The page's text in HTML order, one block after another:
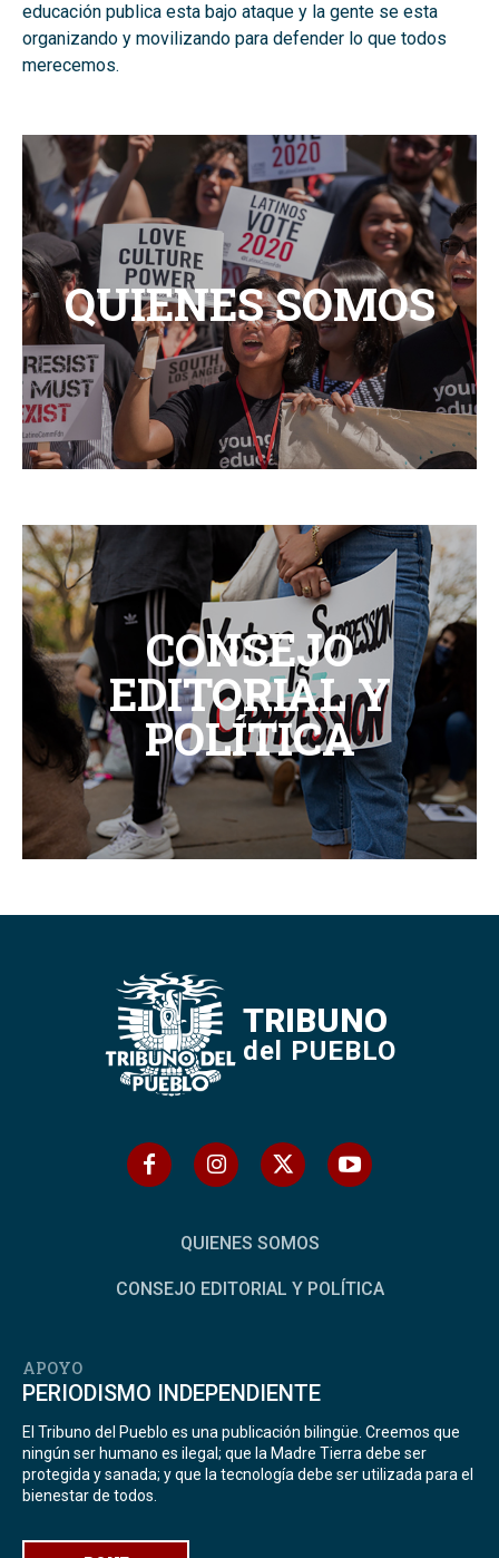
educación publica esta bajo ataque y la gente se esta
organizando y movilizando para defender lo que todos
merecemos.
QUIENES SOMOS
CONSEJO
EDITORIAL Y
POLÍTICA
TRIBUNO
del PUEBLO
QUIENES SOMOS
CONSEJO EDITORIAL Y POLÍTICA
APOYO
PERIODISMO INDEPENDIENTE
El Tribuno del Pueblo es una publicación bilingüe. Creemos que
ningún ser humano es ilegal; que la Madre Tierra debe ser
protegida y sanada; y que la tecnología debe ser utilizada para el
bienestar de todos.